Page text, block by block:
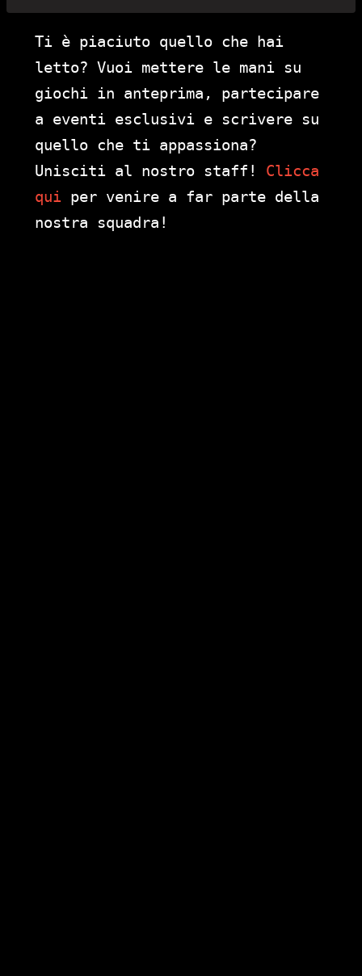
Ti è piaciuto quello che hai
letto? Vuoi mettere le mani su
giochi in anteprima, partecipare
a eventi esclusivi e scrivere su
quello che ti appassiona?
Unisciti al nostro staff! Clicca
qui per venire a far parte della
nostra squadra!